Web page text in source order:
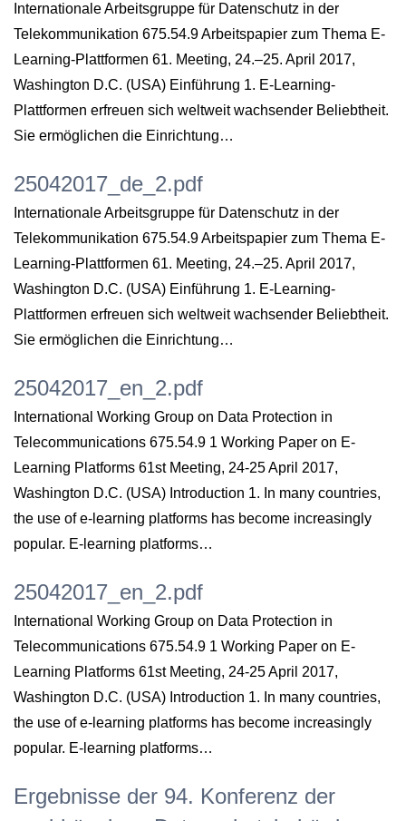
Internationale Arbeitsgruppe für Datenschutz in der
Telekommunikation 675.54.9 Arbeitspapier zum Thema E-
Learning-Plattformen 61. Meeting, 24.–25. April 2017,
Washington D.C. (USA) Einführung 1. E-Learning-
Plattformen erfreuen sich weltweit wachsender Beliebtheit.
Sie ermöglichen die Einrichtung…
25042017_de_2.pdf
Internationale Arbeitsgruppe für Datenschutz in der
Telekommunikation 675.54.9 Arbeitspapier zum Thema E-
Learning-Plattformen 61. Meeting, 24.–25. April 2017,
Washington D.C. (USA) Einführung 1. E-Learning-
Plattformen erfreuen sich weltweit wachsender Beliebtheit.
Sie ermöglichen die Einrichtung…
25042017_en_2.pdf
International Working Group on Data Protection in
Telecommunications 675.54.9 1 Working Paper on E-
Learning Platforms 61st Meeting, 24-25 April 2017,
Washington D.C. (USA) Introduction 1. In many countries,
the use of e-learning platforms has become increasingly
popular. E-learning platforms…
25042017_en_2.pdf
International Working Group on Data Protection in
Telecommunications 675.54.9 1 Working Paper on E-
Learning Platforms 61st Meeting, 24-25 April 2017,
Washington D.C. (USA) Introduction 1. In many countries,
the use of e-learning platforms has become increasingly
popular. E-learning platforms…
Ergebnisse der 94. Konferenz der